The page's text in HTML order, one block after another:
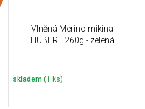
Vlněná Merino mikina
HUBERT 260g - zelená
skladem (1 ks)